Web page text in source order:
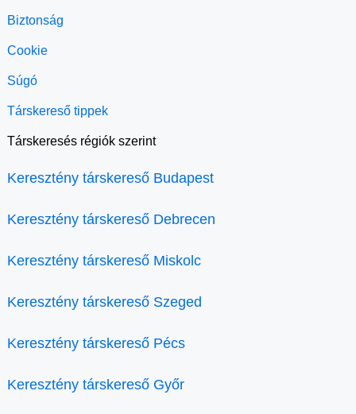
Biztonság
Cookie
Súgó
Társkereső tippek
Társkeresés régiók szerint
Keresztény társkereső Budapest
Keresztény társkereső Debrecen
Keresztény társkereső Miskolc
Keresztény társkereső Szeged
Keresztény társkereső Pécs
Keresztény társkereső Győr